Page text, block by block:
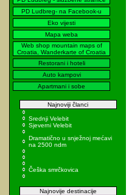
PD Ludbreg- na Facebook-u
Eko vijesti
Mapa weba
Web shop mountain maps of
Croatia, Wanderkarte of Croatia
Restorani i hoteli
Auto kampovi
Apartmani i sobe
Najnoviji članci
Srednji Velebit
Sjeverni Velebit
Dramatično u snježnoj mećavi
na 2500 ndm
Češka smrčkovica
Najnovije destinacije